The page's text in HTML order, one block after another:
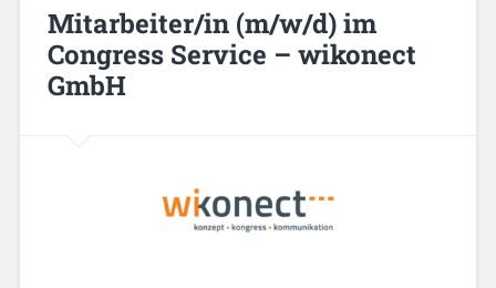
Mitarbeiter/in (m/w/d) im
Congress Service – wikonect
GmbH